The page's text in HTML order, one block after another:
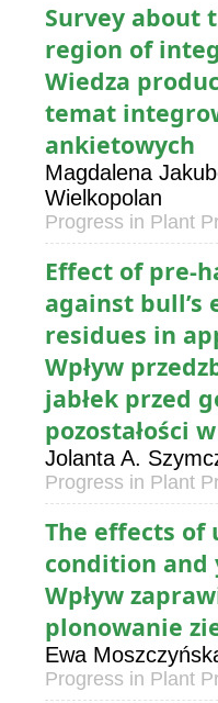
Survey about
region of
Wiedza
temat
ankietowych
Magdalena
Wielkopolan
Progress in Plant
Effect of pre-
against bull’s
residues in
Wpływ
jabłek przed
pozostałości
Jolanta A.
Progress in Plant
The effects
condition
Wpływ
plonowanie
Ewa
Progress in Plant